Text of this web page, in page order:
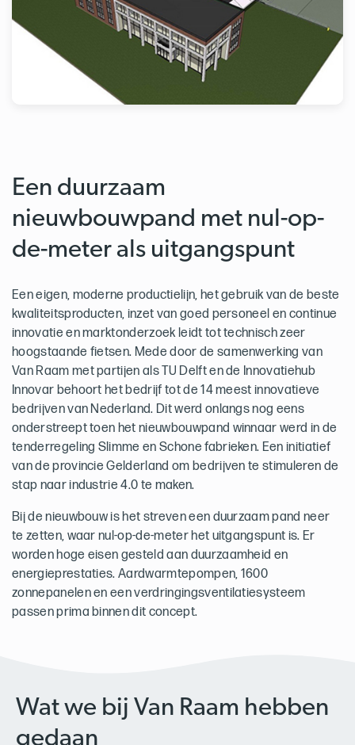
Een duurzaam
nieuwbouwpand met nul-op-
de-meter als uitgangspunt
Een eigen, moderne productielijn, het gebruik van de beste
kwaliteitsproducten, inzet van goed personeel en continue
innovatie en marktonderzoek leidt tot technisch zeer
hoogstaande fietsen. Mede door de samenwerking van
Van Raam met partijen als TU Delft en de Innovatiehub
Innovar behoort het bedrijf tot de 14 meest innovatieve
bedrijven van Nederland. Dit werd onlangs nog eens
onderstreept toen het nieuwbouwpand winnaar werd in de
tenderregeling Slimme en Schone fabrieken. Een initiatief
van de provincie Gelderland om bedrijven te stimuleren de
stap naar industrie 4.0 te maken.
Bij de nieuwbouw is het streven een duurzaam pand neer
te zetten, waar nul-op-de-meter het uitgangspunt is. Er
worden hoge eisen gesteld aan duurzaamheid en
energieprestaties. Aardwarmtepompen, 1600
zonnepanelen en een verdringingsventilatiesysteem
passen prima binnen dit concept.
Wat we bij Van Raam hebben
gedaan